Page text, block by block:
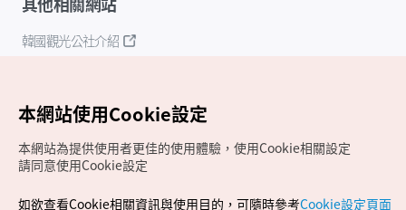
韓國觀光公社介紹
本網站使用Cookie設定
本網站為提供使用者更佳的使用體驗，使用Cookie相關設定
請同意使用Cookie設定
如欲查看Cookie相關資訊與使用目的，可隨時參考Cookie設定頁面